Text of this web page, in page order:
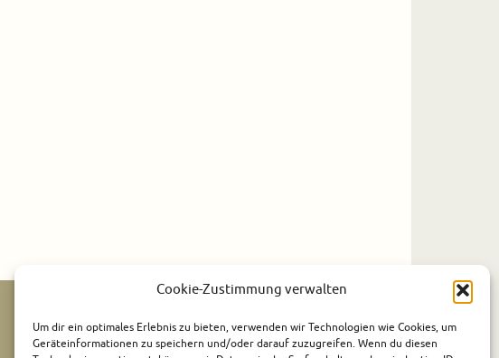
Cookie-Zustimmung verwalten
Um dir ein optimales Erlebnis zu bieten, verwenden wir Technologien wie Cookies, um
Geräteinformationen zu speichern und/oder darauf zuzugreifen. Wenn du diesen
Präsentiert von Tempera&WordPress.